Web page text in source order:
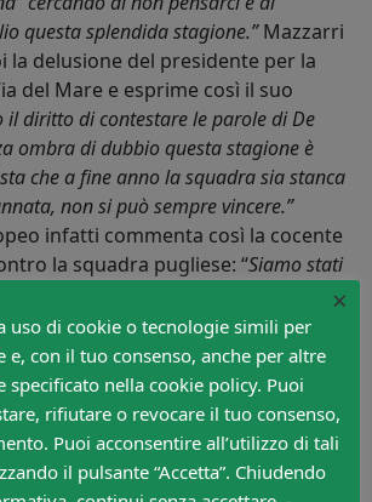
questa splendida stagione.”Mazzarri
la delusione del presidente per la
del Mare e esprime così il suo
il diritto di contestare le parole di De
ombra di dubbio questa stagione è
che a fine anno la squadra sia stanca
non si può sempre vincere.”
infatti commenta così la cocente
la squadra pugliese: “Siamo stati
durante la gara, il gioco c’è stato
a concludere in porta in maniera
fatto la solita partita forse siamo
pò stanchi, le voci riguardo un mio
stanno minimamente condizionando la
è un pò stanco, ci teneva
×
uso di cookie o tecnologie simili per
e, con il tuo consenso, anche per altre
specificato nella cookie policy. Puoi
rifiutare o revocare il tuo consenso,
Puoi acconsentire all’utilizzo di tali
il pulsante “Accetta”. Chiudendo